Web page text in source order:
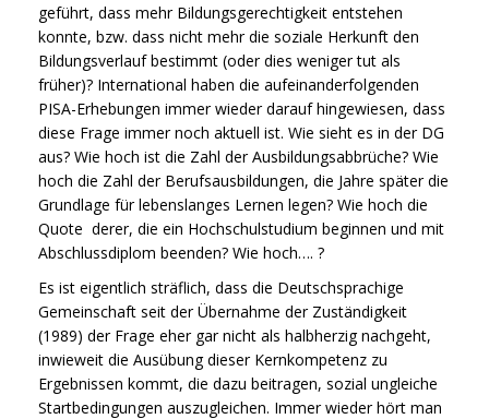
geführt, dass mehr Bildungsgerechtigkeit entstehen
konnte, bzw. dass nicht mehr die soziale Herkunft den
Bildungsverlauf bestimmt (oder dies weniger tut als
früher)? International haben die aufeinanderfolgenden
PISA-Erhebungen immer wieder darauf hingewiesen, dass
diese Frage immer noch aktuell ist. Wie sieht es in der DG
aus? Wie hoch ist die Zahl der Ausbildungsabbrüche? Wie
hoch die Zahl der Berufsausbildungen, die Jahre später die
Grundlage für lebenslanges Lernen legen? Wie hoch die
Quote derer, die ein Hochschulstudium beginnen und mit
Abschlussdiplom beenden? Wie hoch…. ?
Es ist eigentlich sträflich, dass die Deutschsprachige
Gemeinschaft seit der Übernahme der Zuständigkeit
(1989) der Frage eher gar nicht als halbherzig nachgeht,
inwieweit die Ausübung dieser Kernkompetenz zu
Ergebnissen kommt, die dazu beitragen, sozial ungleiche
Startbedingungen auszugleichen. Immer wieder hört man